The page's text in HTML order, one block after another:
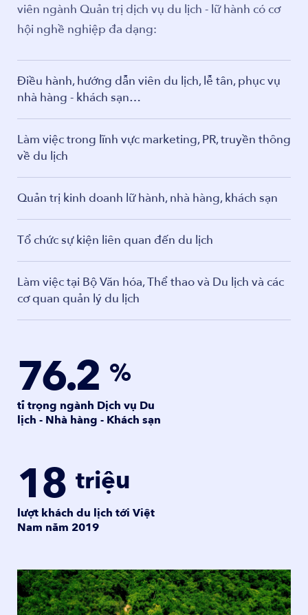
viên ngành Quản trị dịch vụ du lịch - lữ hành có cơ
hội nghề nghiệp đa dạng:
Điều hành, hướng dẫn viên du lịch, lễ tân, phục vụ
nhà hàng - khách sạn…
Làm việc trong lĩnh vực marketing, PR, truyền thông
về du lịch
Quản trị kinh doanh lữ hành, nhà hàng, khách sạn
Tổ chức sự kiện liên quan đến du lịch
Làm việc tại Bộ Văn hóa, Thể thao và Du lịch và các
cơ quan quản lý du lịch
76.2 %
tỉ trọng ngành Dịch vụ Du
lịch - Nhà hàng - Khách sạn
18 triệu
lượt khách du lịch tới Việt
Nam năm 2019